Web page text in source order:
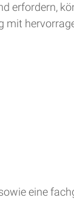
erfordern,
mit
eine